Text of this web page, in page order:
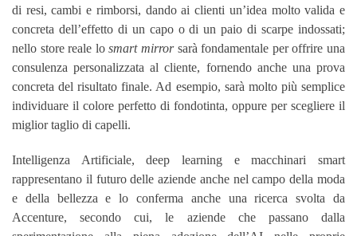
di resi, cambi e rimborsi, dando ai clienti un’idea molto valida e
concreta dell’effetto di un capo o di un paio di scarpe indossati;
nello store reale losmart mirrorsarà fondamentale per offrire una
consulenza personalizzata al cliente, fornendo anche una prova
concreta del risultato finale. Ad esempio, sarà molto più semplice
individuare il colore perfetto di fondotinta, oppure per scegliere il
miglior taglio di capelli.
Intelligenza Artificiale, deep learning e macchinari smart
rappresentano il futuro delle aziende anche nel campo della moda
e della bellezza e lo conferma anche una ricerca svolta da
Accenture, secondo cui, le aziende che passano dalla